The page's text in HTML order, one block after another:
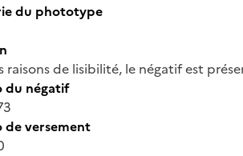
du phototype
raisons de lisibilité, le négatif est
du négatif
de versement